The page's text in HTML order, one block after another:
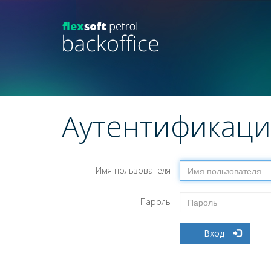
Имя пользователя
Пароль
Вход